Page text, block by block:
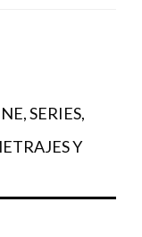
SERIES,
Y